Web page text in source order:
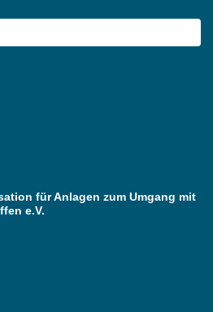
für Anlagen zum Umgang mit
e.V.